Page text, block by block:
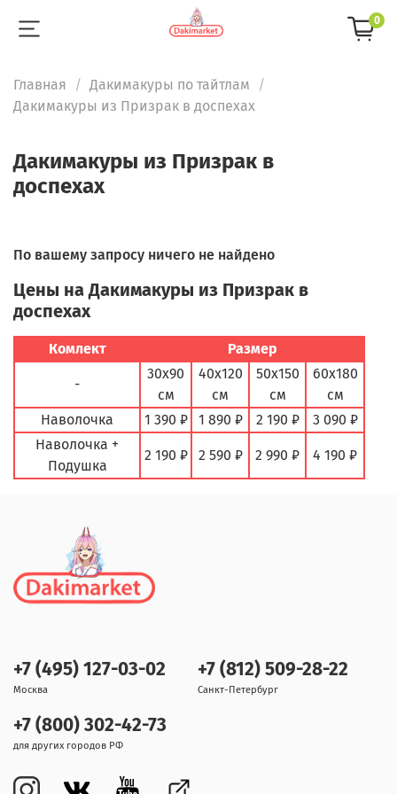
0
Главная
Дакимакуры по тайтлам
Дакимакуры из Призрак в доспехах
Дакимакуры из Призрак в
доспехах
По вашему запросу ничего не найдено
Цены на Дакимакуры из Призрак в
доспехах
Комлект Размер
-
30х90
см
40х120
см
50х150
см
60х180
см
Наволочка
1 390 ₽ 1 890 ₽ 2 190 ₽
3 090 ₽
Наволочка +
Подушка
2 190 ₽ 2 590 ₽ 2 990 ₽ 4 190 ₽
+7 (495) 127-03-02
Москва
+7 (812) 509-28-22
Санкт-Петербург
+7 (800) 302-42-73
для других городов РФ